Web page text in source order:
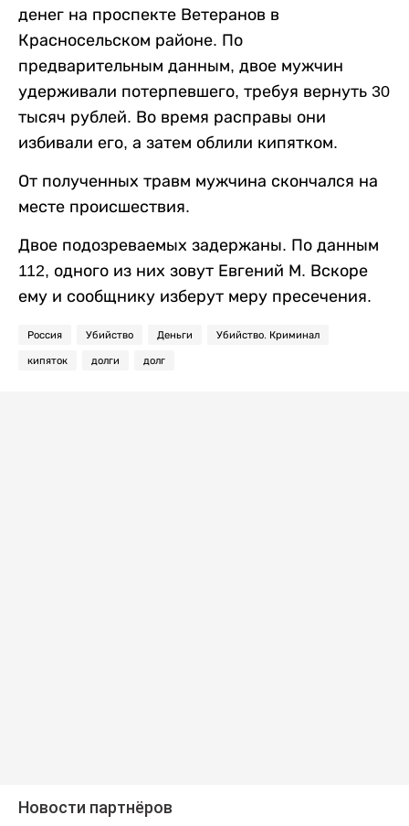
денег на проспекте Ветеранов в
Красносельском районе. По
предварительным данным, двое мужчин
удерживали потерпевшего, требуя вернуть 30
тысяч рублей. Во время расправы они
избивали его, а затем облили кипятком.
От полученных травм мужчина скончался на
месте происшествия.
Двое подозреваемых задержаны. По данным
112, одного из них зовут Евгений М. Вскоре
ему и сообщнику изберут меру пресечения.
Россия Убийство Деньги Убийство. Криминал
кипяток долги долг